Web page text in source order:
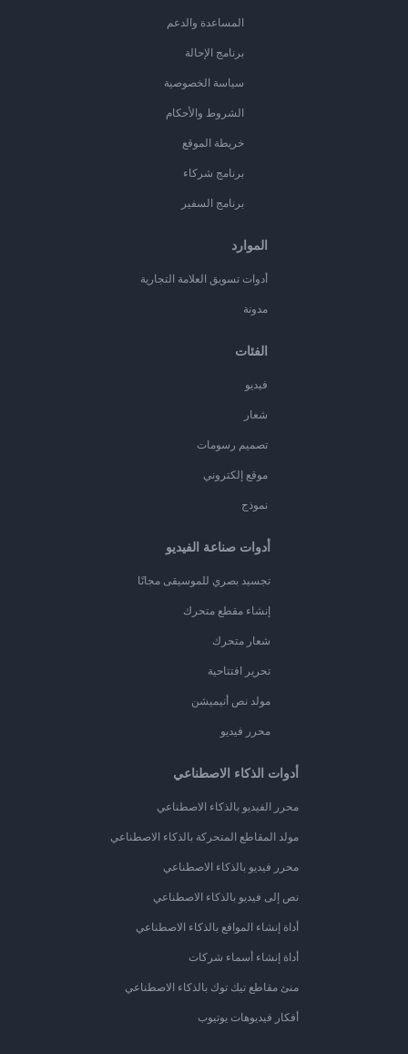
المساعدة والدعم
برنامج الإحالة
سياسة الخصوصية
الشروط والأحكام
خريطة الموقع
برنامج شركاء
برنامج السفير
الموارد
أدوات تسويق العلامة التجارية
مدونة
الفئات
فيديو
شعار
تصميم رسومات
موقع إلكتروني
نموذج
أدوات صناعة الفيديو
تجسيد بصري للموسيقى مجانًا
إنشاء مقطع متحرك
شعار متحرك
تحرير افتتاحية
مولد نص أنيميشن
محرر فيديو
أدوات الذكاء الاصطناعي
محرر الفيديو بالذكاء الاصطناعي
مولد المقاطع المتحركة بالذكاء الاصطناعي
محرر فيديو بالذكاء الاصطناعي
نص إلى فيديو بالذكاء الاصطناعي
أداة إنشاء المواقع بالذكاء الاصطناعي
أداة إنشاء أسماء شركات
منئ مقاطع تيك توك بالذكاء الاصطناعي
أفكار فيديوهات يوتيوب